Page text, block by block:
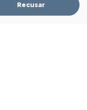
Recusar